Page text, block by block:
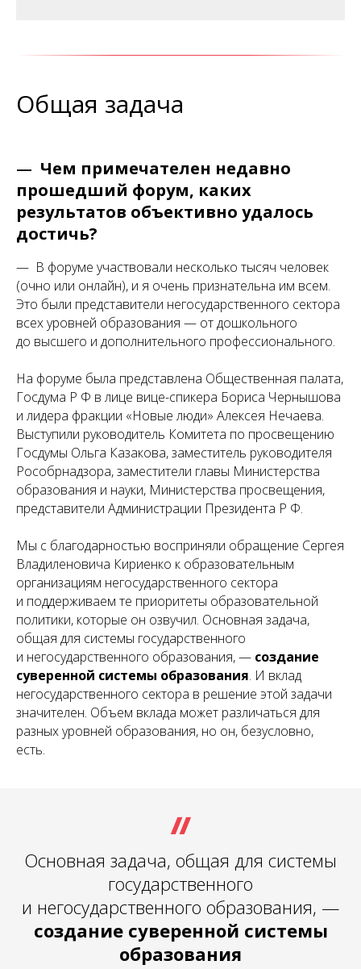
Общая задача
— Чем примечателен недавно
прошедший форум, каких
результатов объективно удалось
достичь?
— В форуме участвовали несколько тысяч человек
(очно или онлайн), и я очень признательна им всем.
Это были представители негосударственного сектора
всех уровней образования — от дошкольного
до высшего и дополнительного профессионального.
На форуме была представлена Общественная палата,
Госдума Р Ф в лице вице-спикера Бориса Чернышова
и лидера фракции «Новые люди» Алексея Нечаева.
Выступили руководитель Комитета по просвещению
Госдумы Ольга Казакова, заместитель руководителя
Рособрнадзора, заместители главы Министерства
образования и науки, Министерства просвещения,
представители Администрации Президента Р Ф.
Мы с благодарностью восприняли обращение Сергея
Владиленовича Кириенко к образовательным
организациям негосударственного сектора
и поддерживаем те приоритеты образовательной
политики, которые он озвучил. Основная задача,
общая для системы государственного
и негосударственного образования, — создание
суверенной системы образования. И вклад
негосударственного сектора в решение этой задачи
значителен. Объем вклада может различаться для
разных уровней образования, но он, безусловно,
есть.
Основная задача, общая для системы
государственного
и негосударственного образования, —
создание суверенной системы
образования